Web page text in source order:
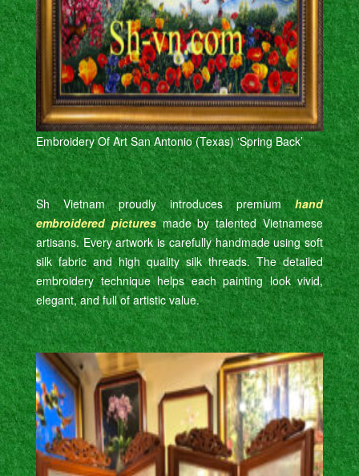
Embroidery Of Art San Antonio (Texas) ‘Spring Back’
Sh Vietnam proudly introduces premiumhand
embroidered picturesmade by talented Vietnamese
artisans. Every artwork is carefully handmade using soft
silk fabric and high quality silk threads. The detailed
embroidery technique helps each painting look vivid,
elegant, and full of artistic value.